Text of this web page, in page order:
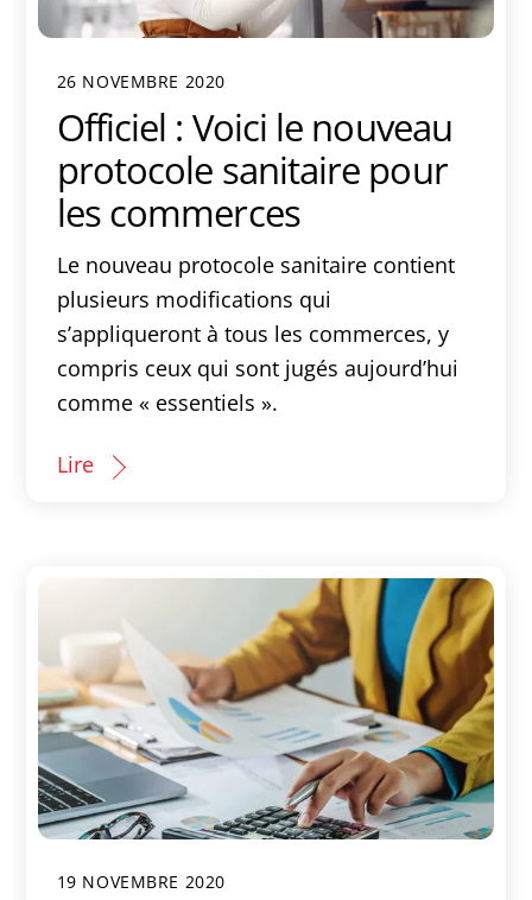
26 NOVEMBRE 2020
Officiel : Voici le nouveau
protocole sanitaire pour
les commerces
Le nouveau protocole sanitaire contient
plusieurs modifications qui
s’appliqueront à tous les commerces, y
compris ceux qui sont jugés aujourd’hui
comme « essentiels ».
Lire
19 NOVEMBRE 2020